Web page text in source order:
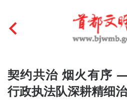
首页
文明创建
契约共治 烟火有序
行政执法队深耕精细